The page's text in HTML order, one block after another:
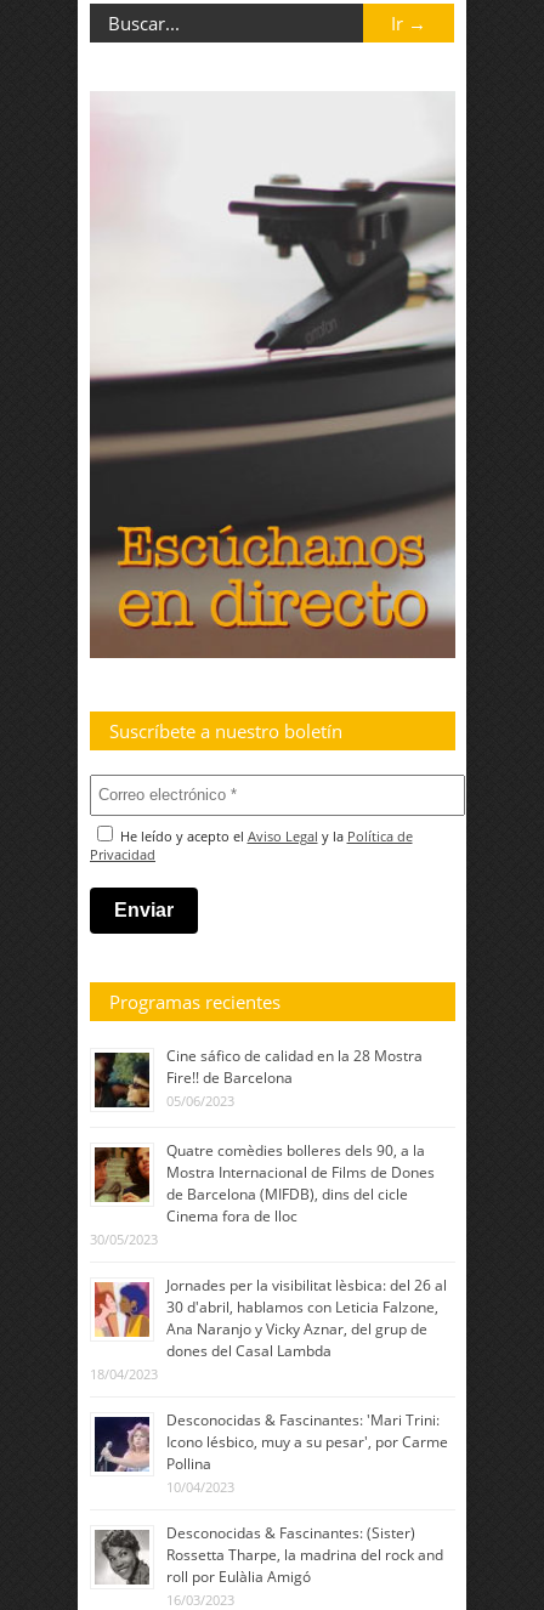
Suscríbete a nuestro boletín
He leído y acepto el Aviso Legal y la Política de
Privacidad
Programas recientes
Cine sáfico de calidad en la 28 Mostra
Fire!! de Barcelona
05/06/2023
Quatre comèdies bolleres dels 90, a la
Mostra Internacional de Films de Dones
de Barcelona (MIFDB), dins del cicle
Cinema fora de lloc
30/05/2023
Jornades per la visibilitat lèsbica: del 26 al
30 d'abril, hablamos con Leticia Falzone,
Ana Naranjo y Vicky Aznar, del grup de
dones del Casal Lambda
18/04/2023
Desconocidas & Fascinantes: 'Mari Trini:
Icono lésbico, muy a su pesar', por Carme
Pollina
10/04/2023
Desconocidas & Fascinantes: (Sister)
Rossetta Tharpe, la madrina del rock and
roll por Eulàlia Amigó
16/03/2023